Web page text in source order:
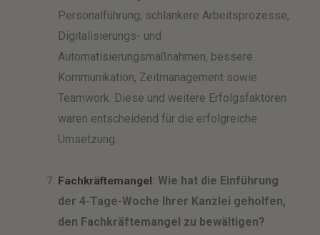
Personalführung, schlankere Arbeitsprozesse,
Digitalisierungs- und
Automatisierungsmaßnahmen, bessere
Kommunikation, Zeitmanagement sowie
Teamwork. Diese und weitere Erfolgsfaktoren
waren entscheidend für die erfolgreiche
Umsetzung.
Fachkräftemangel: Wie hat die Einführung
der 4-Tage-Woche Ihrer Kanzlei geholfen,
den Fachkräftemangel zu bewältigen?